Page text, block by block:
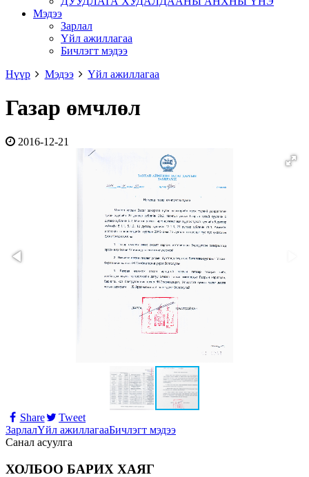
Мэдээ
Зарлал
Үйл ажиллагаа
Бичлэгт мэдээ
Нүүр
Мэдээ Үйл ажиллагаа
Газар өмчлөл
2016-12-21
Share
Tweet
ЗарлалҮйл ажиллагааБичлэгт мэдээ
Санал асуулга
ХОЛБОО БАРИХ ХАЯГ